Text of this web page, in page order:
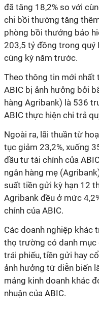
đã tăng 18,2% so với
chi bồi thường tăng
phòng bồi thưởng bảo
203,5 tỷ đồng trong
cùng kỳ năm trước.
Theo thông tin mới nhất
ABIC bị ảnh hưởng bởi
hàng Agribank) là 536
ABIC thực hiện chi trả
Ngoài ra, lãi thuần từ
tục giảm 23,2%, xuống
đầu tư tài chính của
ngân hàng mẹ
suất tiền gửi kỳ hạn 12
Agribank đều ở mức
chính của ABIC.
Các doanh nghiệp khác
thọ trường có danh mục
trái phiếu, tiền gửi hay
ảnh hưởng từ diễn biến
mảng kinh doanh khác
nhuận của ABIC.